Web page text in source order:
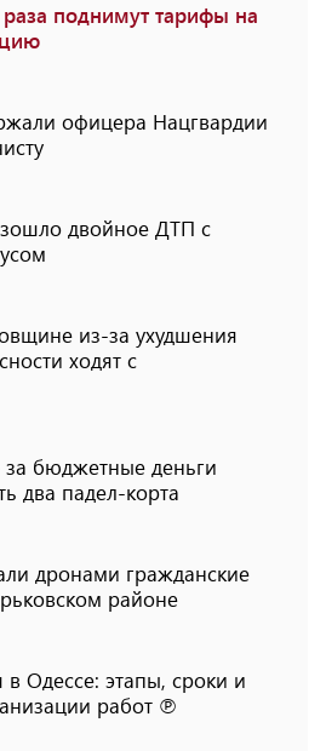
поднимут тарифы на
офицера Нацгвардии
двойное ДТП с
из-за ухудшения
ходят с
бюджетные деньги
два падел-корта
дронами гражданские
районе
Одессе: этапы, сроки и
работ ℗